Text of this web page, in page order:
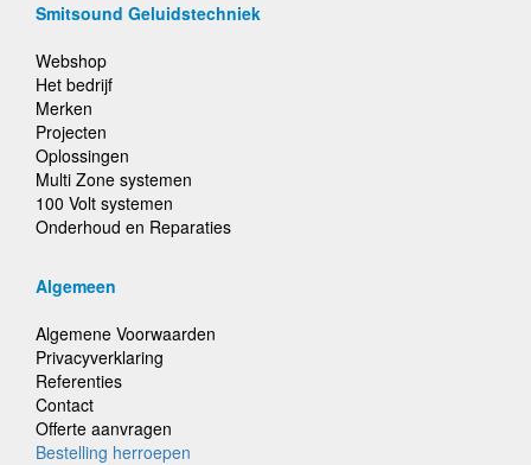
Smitsound Geluidstechniek
Webshop
Het bedrijf
Merken
Projecten
Oplossingen
Multi Zone systemen
100 Volt systemen
Onderhoud en Reparaties
Algemeen
Algemene Voorwaarden
Privacyverklaring
Referenties
Contact
Offerte aanvragen
Bestelling herroepen